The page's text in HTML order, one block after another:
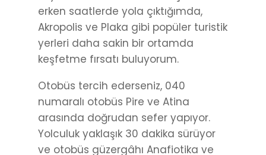
erken saatlerde yola çıktığımda,
Akropolis ve Plaka gibi popüler turistik
yerleri daha sakin bir ortamda
keşfetme fırsatı buluyorum.
Otobüs tercih ederseniz, 040
numaralı otobüs Pire ve Atina
arasında doğrudan sefer yapıyor.
Yolculuk yaklaşık 30 dakika sürüyor
ve otobüs güzergâhı Anafiotika ve